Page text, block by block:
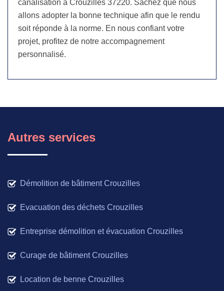
canalisation à Crouzilles 37220. Sachez que nous
allons adopter la bonne technique afin que le rendu
soit réponde à la norme. En nous confiant votre
projet, profitez de notre accompagnement
personnalisé.
Autres services
Démolition de bâtiment Crouzilles
Evacuation des déchets Crouzilles
Entreprise démolition et évacuation Crouzilles
Curage de bâtiment Crouzilles
Location de benne Crouzilles